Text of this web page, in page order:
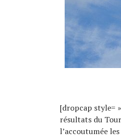
[dropcap style=
résultats du
l’accoutumée